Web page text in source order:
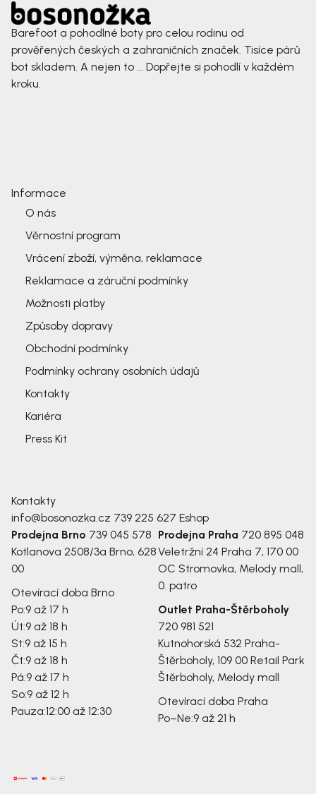
Barefoot a pohodlné boty pro celou rodinu od
prověřených českých a zahraničních značek. Tisíce párů
bot skladem. A nejen to ... Dopřejte si pohodlí v každém
kroku.
Informace
O nás
Věrnostní program
Vrácení zboží, výměna, reklamace
Reklamace a záruční podmínky
Možnosti platby
Způsoby dopravy
Obchodní podmínky
Podmínky ochrany osobních údajů
Kontakty
Kariéra
Press Kit
Kontakty
info@bosonozka.cz 739 225 627 Eshop
Prodejna Brno 739 045 578
Kotlanova 2508/3a Brno, 628
00
Otevírací doba Brno
Po:9 až 17 h
Út:9 až 18 h
St:9 až 15 h
Čt:9 až 18 h
Pá:9 až 17 h
So:9 až 12 h
Pauza:12:00 až 12:30
Prodejna Praha 720 895 048
Veletržní 24 Praha 7, 170 00
OC Stromovka, Melody mall,
0. patro
Outlet Praha-Štěrboholy
720 981 521
Kutnohorská 532 Praha-
Štěrboholy, 109 00 Retail Park
Štěrboholy, Melody mall
Otevírací doba Praha
Po–Ne:9 až 21 h